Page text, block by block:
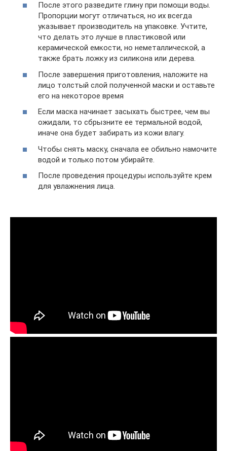
После этого разведите глину при помощи воды.
Пропорции могут отличаться, но их всегда
указывает производитель на упаковке. Учтите,
что делать это лучше в пластиковой или
керамической емкости, но неметаллической, а
также брать ложку из силикона или дерева.
После завершения приготовления, наложите на
лицо толстый слой полученной маски и оставьте
его на некоторое время
Если маска начинает засыхать быстрее, чем вы
ожидали, то сбрызните ее термальной водой,
иначе она будет забирать из кожи влагу.
Чтобы снять маску, сначала ее обильно намочите
водой и только потом убирайте.
После проведения процедуры используйте крем
для увлажнения лица.